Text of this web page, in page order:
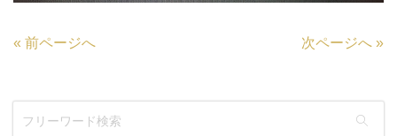
« 前ページへ 次ページへ »